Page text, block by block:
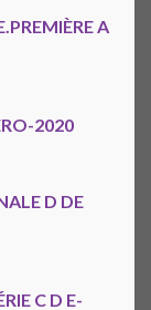
A
2020
D DE
C D E-